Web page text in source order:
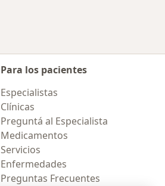
Para los pacientes
Especialistas
Clínicas
Preguntá al Especialista
Medicamentos
Servicios
Enfermedades
Preguntas Frecuentes